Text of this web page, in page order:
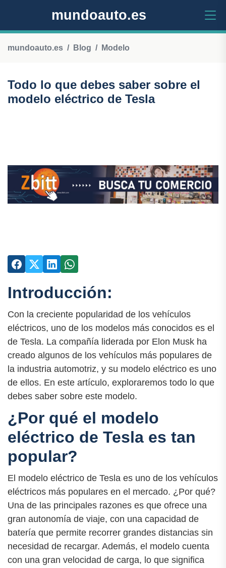
mundoauto.es
mundoauto.es Blog Modelo
Todo lo que debes saber sobre el
modelo eléctrico de Tesla
Introducción:
Con la creciente popularidad de los vehículos
eléctricos, uno de los modelos más conocidos es el
de Tesla. La compañía liderada por Elon Musk ha
creado algunos de los vehículos más populares de
la industria automotriz, y su modelo eléctrico es uno
de ellos. En este artículo, exploraremos todo lo que
debes saber sobre este modelo.
¿Por qué el modelo
eléctrico de Tesla es tan
popular?
El modelo eléctrico de Tesla es uno de los vehículos
eléctricos más populares en el mercado. ¿Por qué?
Una de las principales razones es que ofrece una
gran autonomía de viaje, con una capacidad de
batería que permite recorrer grandes distancias sin
necesidad de recargar. Además, el modelo cuenta
con una gran velocidad de carga, lo que significa